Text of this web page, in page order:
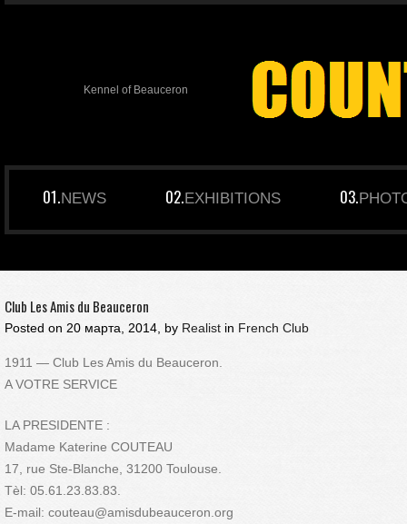
Kennel of Beauceron
NEWS EXHIBITIONS
Club Les Amis du Beauceron
Posted on 20 марта, 2014, by Realist in French Club
1911 — Club Les Amis du Beauceron.
A VOTRE SERVICE
LA PRESIDENTE :
Madame Katerine COUTEAU
17, rue Ste-Blanche, 31200 Toulouse.
Tèl: 05.61.23.83.83.
E-mail: couteau@amisdubeauceron.org